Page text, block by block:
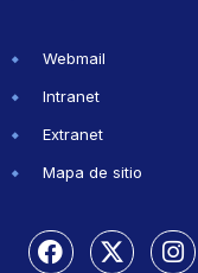
Webmail
Intranet
Extranet
Mapa de sitio